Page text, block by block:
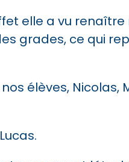
elle a vu
grades, ce qui
élèves, Nicolas,